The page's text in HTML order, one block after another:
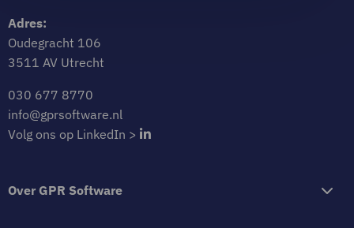
Adres:
Oudegracht 106
3511 AV Utrecht
030 677 8770
info@gprsoftware.nl
Volg ons op LinkedIn > Visit
Over GPR Software